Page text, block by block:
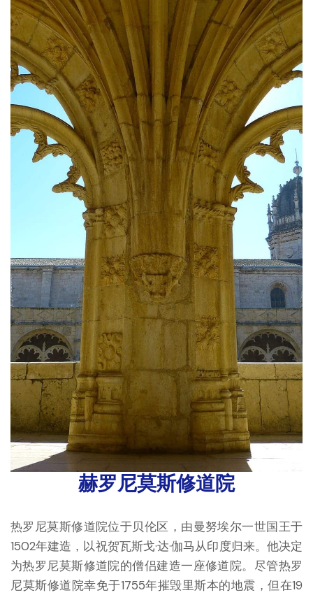
赫罗尼莫斯修道院
热罗尼莫斯修道院位于贝伦区，由曼努埃尔一世国王于
1502年建造，以祝贺瓦斯戈·达·伽马从印度归来。他决定
为热罗尼莫斯修道院的僧侣建造一座修道院。尽管热罗
尼莫斯修道院幸免于1755年摧毁里斯本的地震，但在19